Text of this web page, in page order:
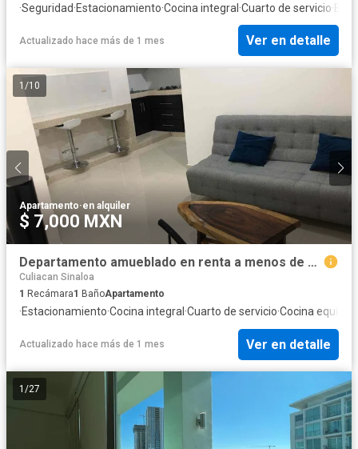
·Seguridad·Estacionamiento·Cocina integral ·Cuarto de servicio·
Actualizado hace más de 1 mes Ver en detalle
1 /10
Apartamento·en alquiler
$ 7,000 MXN
Departamento amueblado en renta a menos de 5 minutos de Tres Ríos
Culiacan Sinaloa
1 Recámara1 BañoApartamento
·Estacionamiento·Cocina integral ·Cuarto de servicio·Cocina
Actualizado hace más de 1 mes Ver en detalle
1 /27